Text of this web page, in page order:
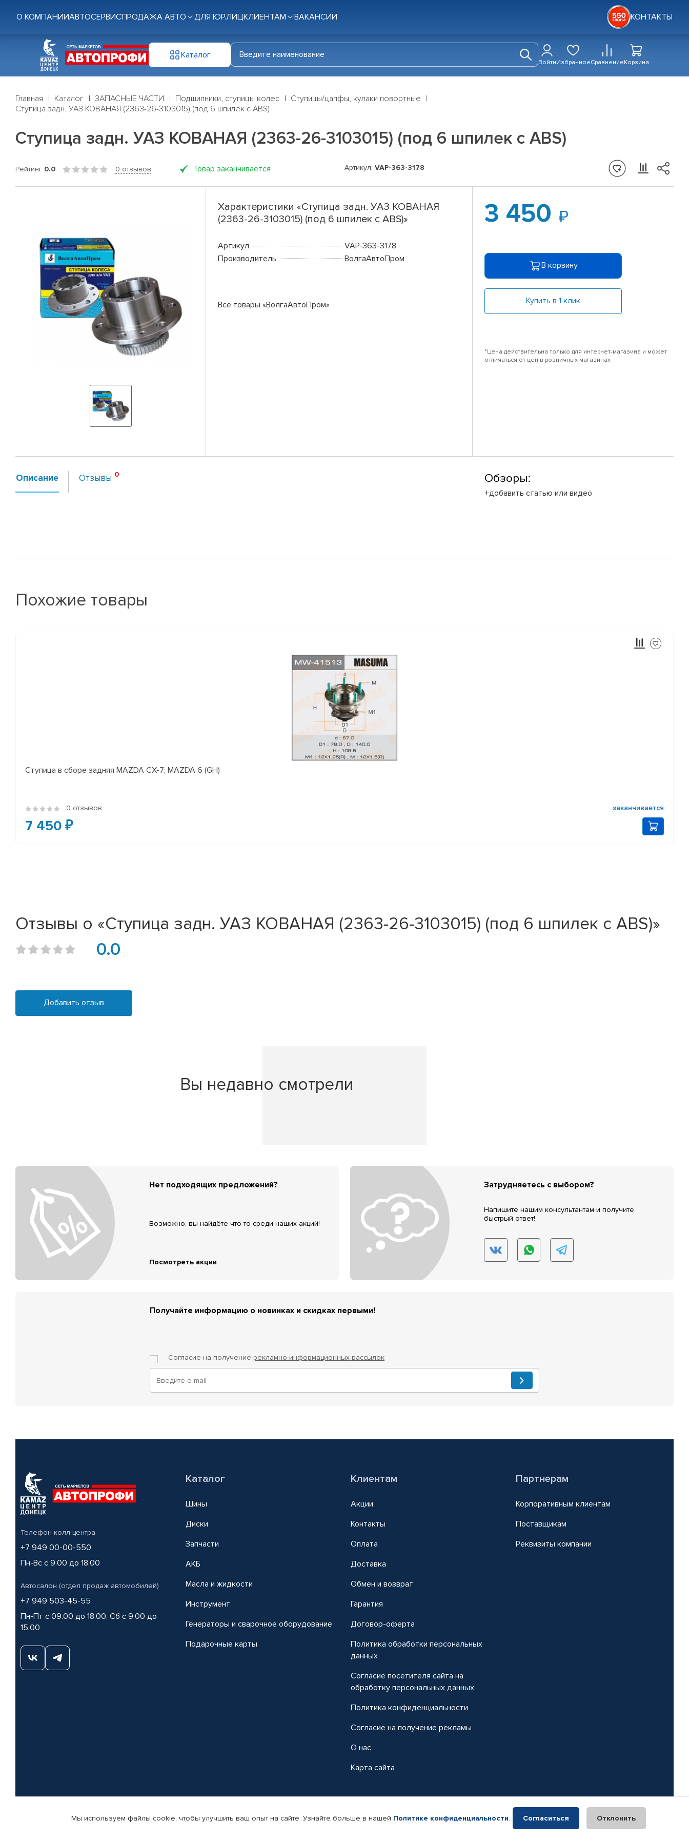
О КОМПАНИИАВТОСЕРВИСПРОДАЖА АВТО ДЛЯ ЮР.ЛИЦКЛИЕНТАМ ВАКАНСИИ КОНТАКТЫ
Каталог
ВойтиИзбранноеСравнениеКорзина
Главная Каталог ЗАПАСНЫЕ ЧАСТИ Подшипники, ступицы колес
Ступицы/цапфы, кулаки повортные
Ступица задн. УАЗ КОВАНАЯ (2363-26-3103015) (под 6 шпилек с ABS)
Ступица задн. УАЗ КОВАНАЯ (2363-26-3103015) (под 6 шпилек с ABS)
Рейтинг 0.0 0 отзывов Товар заканчивается Артикул: VAP-363-3178
Характеристики «Ступица задн. УАЗ КОВАНАЯ
(2363-26-3103015) (под 6 шпилек с ABS)»
Артикул
VAP-363-3178
Производитель
ВолгаАвтоПром
Все товары «ВолгаАвтоПром»
3 450
В корзину
Купить в 1 клик
*Цена действительна только для интернет-магазина и может
отличаться от цен в розничных магазинах
Описание Отзывы Обзоры:
+добавить статью или видео
Похожие товары
Ступица в сборе задняя MAZDA CX-7; MAZDA 6 (GH)
0 отзывов заканчивается
7 450 ₽
Отзывы о «Ступица задн. УАЗ КОВАНАЯ (2363-26-3103015) (под 6 шпилек с ABS)»
0.0
Добавить отзыв
Вы недавно смотрели
Нет подходящих предложений?
Возможно, вы найдёте что-то среди наших акций!
Посмотреть акции
Затрудняетесь с выбором?
Напишите нашим консультантам и получите
быстрый ответ!
Получайте информацию о новинках и скидках первыми!
Согласие на получение рекламно-информационных рассылок
Телефон колл-центра
+7 949 00-00-550
Пн-Вс с 9.00 до 18.00
Автосалон (отдел продаж автомобилей)
+7 949 503-45-55
Пн-Пт с 09.00 до 18.00, Сб с 9.00 до
15.00
Каталог
Шины
Диски
Запчасти
АКБ
Масла и жидкости
Инструмент
Генераторы и сварочное оборудование
Подарочные карты
Клиентам
Акции
Контакты
Оплата
Доставка
Обмен и возврат
Гарантия
Договор-оферта
Политика обработки персональных
данных
Согласие посетителя сайта на
обработку персональных данных
Политика конфиденциальности
Согласие на получение рекламы
О нас
Карта сайта
Партнерам
Корпоративным клиентам
Поставщикам
Реквизиты компании
© КАМАЗ ЦЕНТР ДОНЕЦК, 2015-2026. Все права защищены. Интернет-магазин автомобильных товаров Автопрофи.
Мы используем файлы cookie, чтобы улучшить ваш опыт на сайте. Узнайте больше в нашей Политике конфиденциальности. Согласиться Отклонить